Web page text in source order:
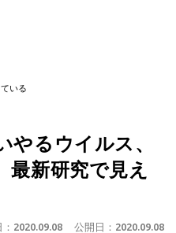
いる
やるウイルス、
新研究で見え
2020.09.08 公開日： 2020.09.08